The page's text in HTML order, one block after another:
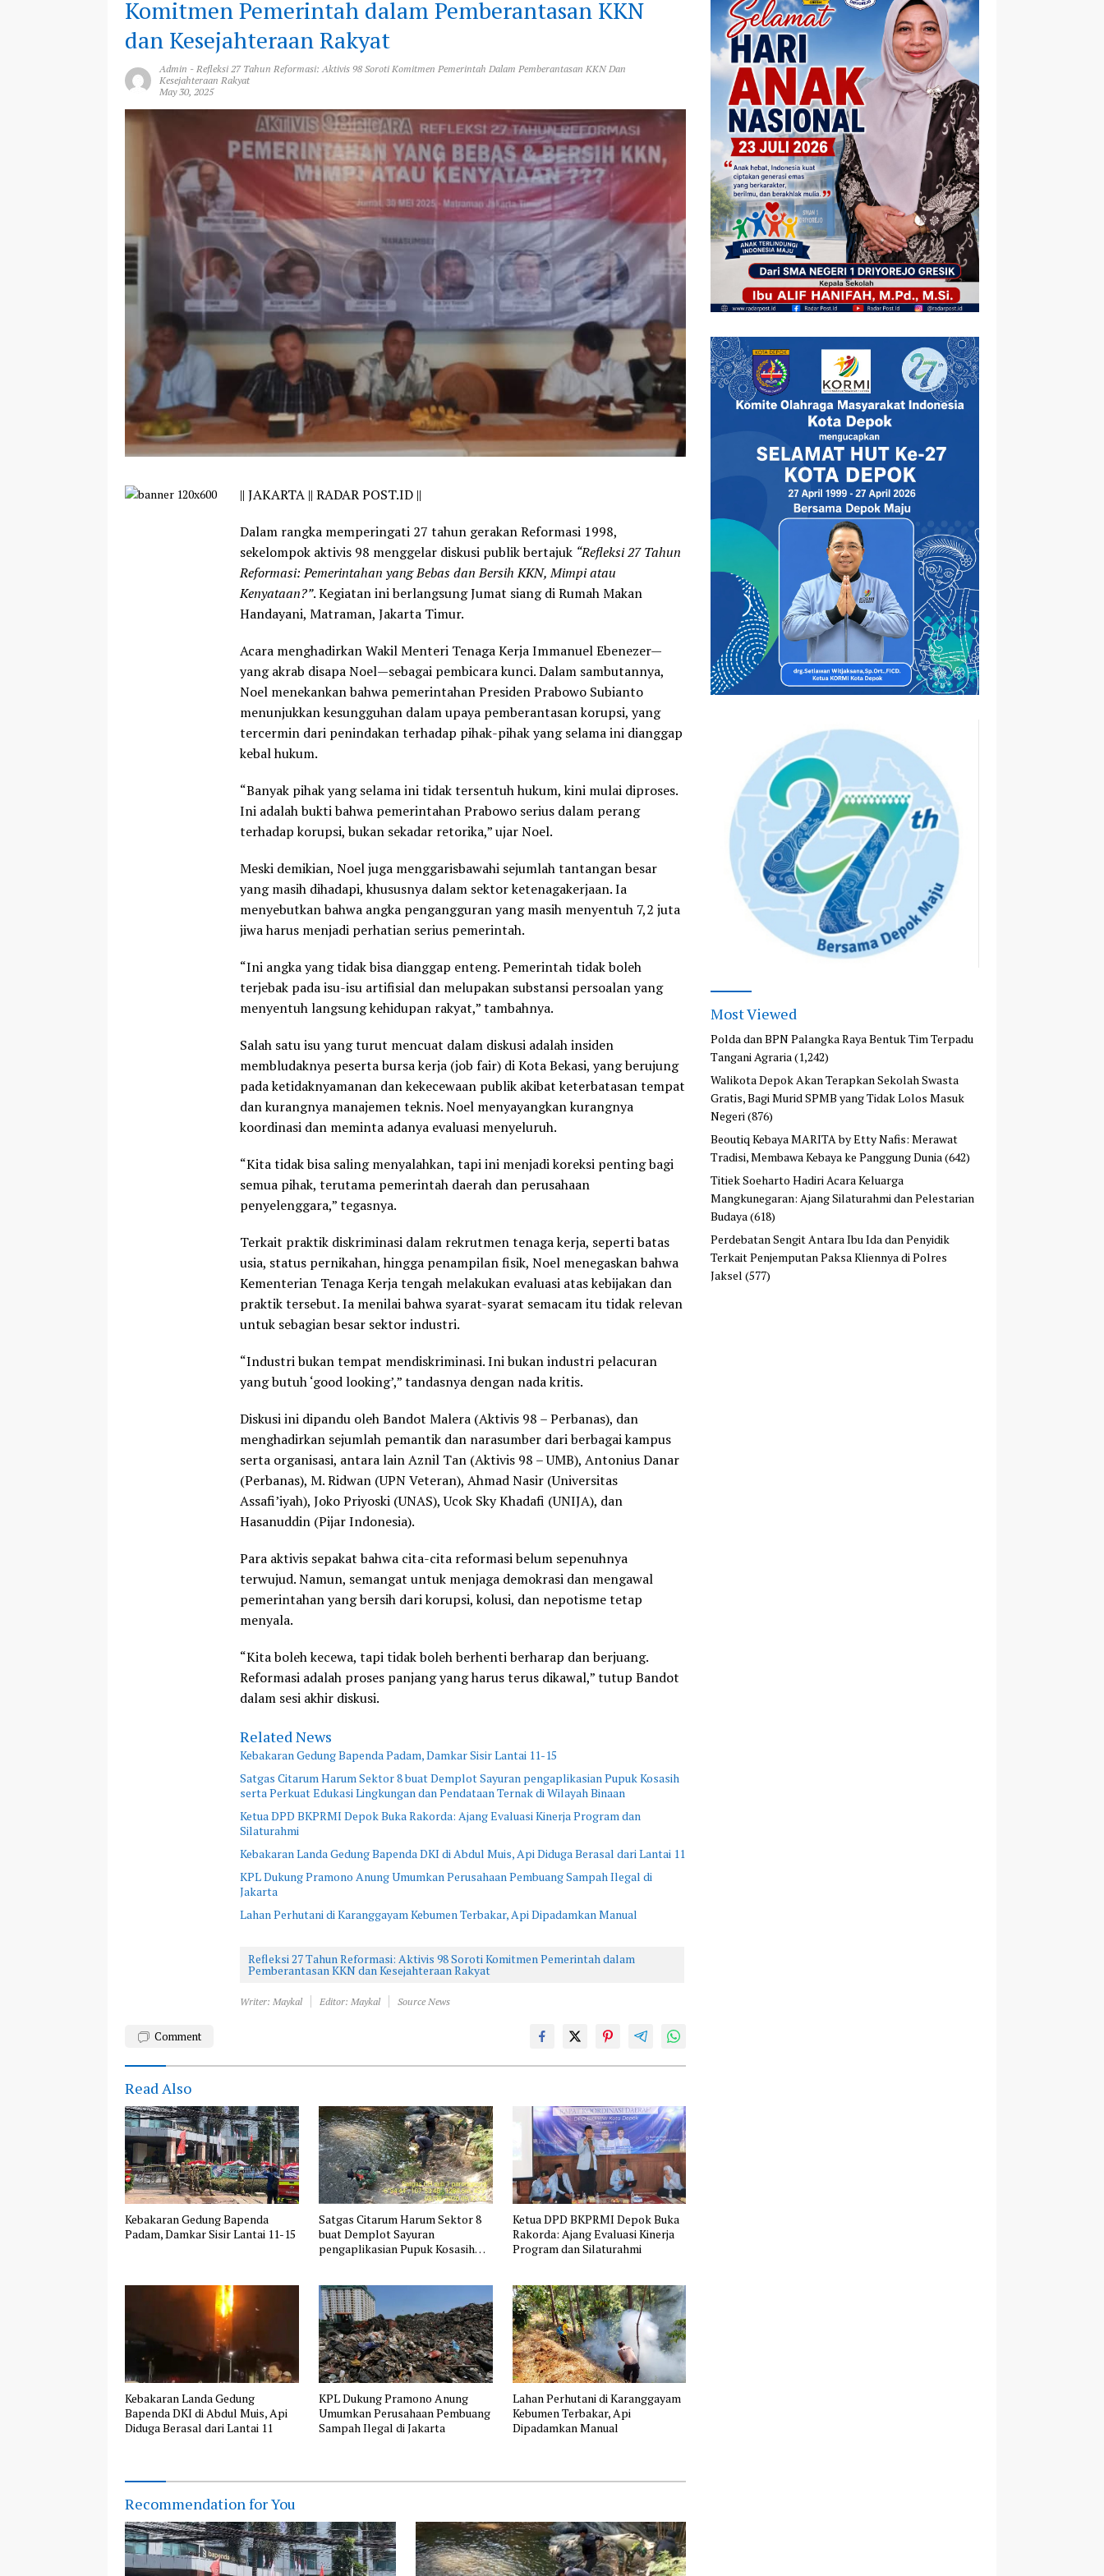
Komitmen Pemerintah dalam Pemberantasan KKN
dan Kesejahteraan Rakyat
Admin - Refleksi 27 Tahun Reformasi: Aktivis 98 Soroti Komitmen Pemerintah Dalam Pemberantasan KKN Dan
Kesejahteraan Rakyat
May 30, 2025
|| JAKARTA || RADAR POST.ID ||
Dalam rangka memperingati 27 tahun gerakan Reformasi 1998,
sekelompok aktivis 98 menggelar diskusi publik bertajuk “Refleksi 27 Tahun
Reformasi: Pemerintahan yang Bebas dan Bersih KKN, Mimpi atau
Kenyataan?”. Kegiatan ini berlangsung Jumat siang di Rumah Makan
Handayani, Matraman, Jakarta Timur.
Acara menghadirkan Wakil Menteri Tenaga Kerja Immanuel Ebenezer—
yang akrab disapa Noel—sebagai pembicara kunci. Dalam sambutannya,
Noel menekankan bahwa pemerintahan Presiden Prabowo Subianto
menunjukkan kesungguhan dalam upaya pemberantasan korupsi, yang
tercermin dari penindakan terhadap pihak-pihak yang selama ini dianggap
kebal hukum.
“Banyak pihak yang selama ini tidak tersentuh hukum, kini mulai diproses.
Ini adalah bukti bahwa pemerintahan Prabowo serius dalam perang
terhadap korupsi, bukan sekadar retorika,” ujar Noel.
Meski demikian, Noel juga menggarisbawahi sejumlah tantangan besar
yang masih dihadapi, khususnya dalam sektor ketenagakerjaan. Ia
menyebutkan bahwa angka pengangguran yang masih menyentuh 7,2 juta
jiwa harus menjadi perhatian serius pemerintah.
“Ini angka yang tidak bisa dianggap enteng. Pemerintah tidak boleh
terjebak pada isu-isu artifisial dan melupakan substansi persoalan yang
menyentuh langsung kehidupan rakyat,” tambahnya.
Salah satu isu yang turut mencuat dalam diskusi adalah insiden
membludaknya peserta bursa kerja (job fair) di Kota Bekasi, yang berujung
pada ketidaknyamanan dan kekecewaan publik akibat keterbatasan tempat
dan kurangnya manajemen teknis. Noel menyayangkan kurangnya
koordinasi dan meminta adanya evaluasi menyeluruh.
“Kita tidak bisa saling menyalahkan, tapi ini menjadi koreksi penting bagi
semua pihak, terutama pemerintah daerah dan perusahaan
penyelenggara,” tegasnya.
Terkait praktik diskriminasi dalam rekrutmen tenaga kerja, seperti batas
usia, status pernikahan, hingga penampilan fisik, Noel menegaskan bahwa
Kementerian Tenaga Kerja tengah melakukan evaluasi atas kebijakan dan
praktik tersebut. Ia menilai bahwa syarat-syarat semacam itu tidak relevan
untuk sebagian besar sektor industri.
“Industri bukan tempat mendiskriminasi. Ini bukan industri pelacuran
yang butuh ‘good looking’,” tandasnya dengan nada kritis.
Diskusi ini dipandu oleh Bandot Malera (Aktivis 98 – Perbanas), dan
menghadirkan sejumlah pemantik dan narasumber dari berbagai kampus
serta organisasi, antara lain Aznil Tan (Aktivis 98 – UMB), Antonius Danar
(Perbanas), M. Ridwan (UPN Veteran), Ahmad Nasir (Universitas
Assafi’iyah), Joko Priyoski (UNAS), Ucok Sky Khadafi (UNIJA), dan
Hasanuddin (Pijar Indonesia).
Para aktivis sepakat bahwa cita-cita reformasi belum sepenuhnya
terwujud. Namun, semangat untuk menjaga demokrasi dan mengawal
pemerintahan yang bersih dari korupsi, kolusi, dan nepotisme tetap
menyala.
“Kita boleh kecewa, tapi tidak boleh berhenti berharap dan berjuang.
Reformasi adalah proses panjang yang harus terus dikawal,” tutup Bandot
dalam sesi akhir diskusi.
Related News
Kebakaran Gedung Bapenda Padam, Damkar Sisir Lantai 11-15
Satgas Citarum Harum Sektor 8 buat Demplot Sayuran pengaplikasian Pupuk Kosasih
serta Perkuat Edukasi Lingkungan dan Pendataan Ternak di Wilayah Binaan
Ketua DPD BKPRMI Depok Buka Rakorda: Ajang Evaluasi Kinerja Program dan
Silaturahmi
Kebakaran Landa Gedung Bapenda DKI di Abdul Muis, Api Diduga Berasal dari Lantai 11
KPL Dukung Pramono Anung Umumkan Perusahaan Pembuang Sampah Ilegal di
Jakarta
Lahan Perhutani di Karanggayam Kebumen Terbakar, Api Dipadamkan Manual
Refleksi 27 Tahun Reformasi: Aktivis 98 Soroti Komitmen Pemerintah dalam
Pemberantasan KKN dan Kesejahteraan Rakyat
Writer: Maykal Editor: Maykal Source News
Comment
Read Also
Kebakaran Gedung Bapenda
Padam, Damkar Sisir Lantai 11-15
Satgas Citarum Harum Sektor 8
buat Demplot Sayuran
pengaplikasian Pupuk Kosasih
Ternak di Wilayah Binaan
Ketua DPD BKPRMI Depok Buka
Rakorda: Ajang Evaluasi Kinerja
Program dan Silaturahmi
Kebakaran Landa Gedung
Bapenda DKI di Abdul Muis, Api
Diduga Berasal dari Lantai 11
KPL Dukung Pramono Anung
Umumkan Perusahaan Pembuang
Sampah Ilegal di Jakarta
Lahan Perhutani di Karanggayam
Kebumen Terbakar, Api
Dipadamkan Manual
Recommendation for You
Most Viewed
Polda dan BPN Palangka Raya Bentuk Tim Terpadu
Tangani Agraria(1,242)
Walikota Depok Akan Terapkan Sekolah Swasta
Gratis, Bagi Murid SPMB yang Tidak Lolos Masuk
Negeri(876)
Beoutiq Kebaya MARITA by Etty Nafis: Merawat
Tradisi, Membawa Kebaya ke Panggung Dunia(642)
Titiek Soeharto Hadiri Acara Keluarga
Mangkunegaran: Ajang Silaturahmi dan Pelestarian
Budaya(618)
Perdebatan Sengit Antara Ibu Ida dan Penyidik
Terkait Penjemputan Paksa Kliennya di Polres
Jaksel (577)